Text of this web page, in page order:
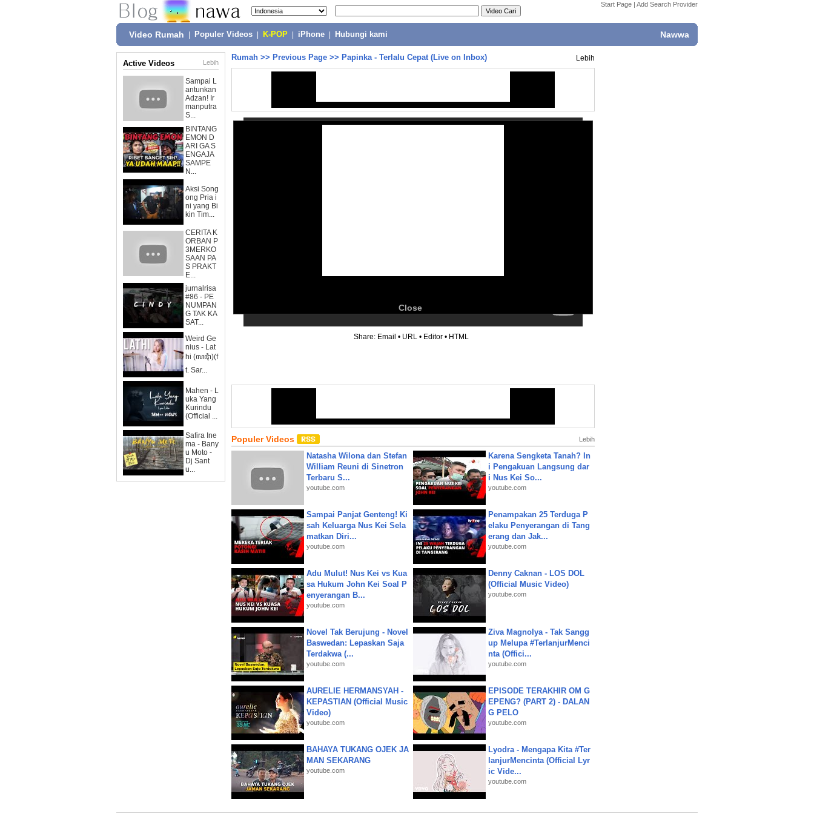
Start Page | Add Search Provider
Video Rumah Populer Videos K-POP iPhone Hubungi kami Nawwa
Active Videos Lebih
Sampai L
antunkan
Adzan! Ir
manputra
S...
BINTANG
EMON D
ARI GA S
ENGAJA
SAMPE
N...
Aksi Song
ong Pria i
ni yang Bi
kin Tim...
CERITA K
ORBAN P
3MERKO
SAAN PA
S PRAKT
E...
jurnalrisa
#86 - PE
NUMPAN
G TAK KA
SAT...
Weird Ge
nius - Lat
hi (ꦭꦛꦶ)(f
t. Sar...
Mahen - L
uka Yang
Kurindu
(Official ...
Safira Ine
ma - Bany
u Moto -
Dj Sant
u...
Rumah >> Previous Page >> Papinka - Terlalu Cepat (Live on Inbox) Lebih
Close
Share: Email • URL • Editor • HTML
Populer Videos Lebih
Natasha Wilona dan Stefan
William Reuni di Sinetron
Terbaru S...
youtube.com
Karena Sengketa Tanah? In
i Pengakuan Langsung dar
i Nus Kei So...
youtube.com
Sampai Panjat Genteng! Ki
sah Keluarga Nus Kei Sela
matkan Diri...
youtube.com
Penampakan 25 Terduga P
elaku Penyerangan di Tang
erang dan Jak...
youtube.com
Adu Mulut! Nus Kei vs Kua
sa Hukum John Kei Soal P
enyerangan B...
youtube.com
Denny Caknan - LOS DOL
(Official Music Video)
youtube.com
Novel Tak Berujung - Novel
Baswedan: Lepaskan Saja
Terdakwa (...
youtube.com
Ziva Magnolya - Tak Sangg
up Melupa #TerlanjurMenci
nta (Offici...
youtube.com
AURELIE HERMANSYAH -
KEPASTIAN (Official Music
Video)
youtube.com
EPISODE TERAKHIR OM G
EPENG? (PART 2) - DALAN
G PELO
youtube.com
BAHAYA TUKANG OJEK JA
MAN SEKARANG
youtube.com
Lyodra - Mengapa Kita #Ter
lanjurMencinta (Official Lyr
ic Vide...
youtube.com